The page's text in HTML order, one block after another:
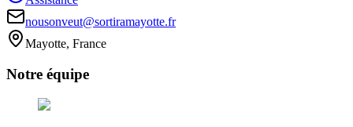
nousonveut@sortiramayotte.fr
Mayotte, France
Notre équipe